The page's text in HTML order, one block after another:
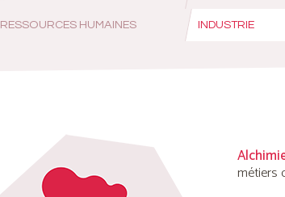
RESSOURCES HUMAINES INDUSTRIE
métiers